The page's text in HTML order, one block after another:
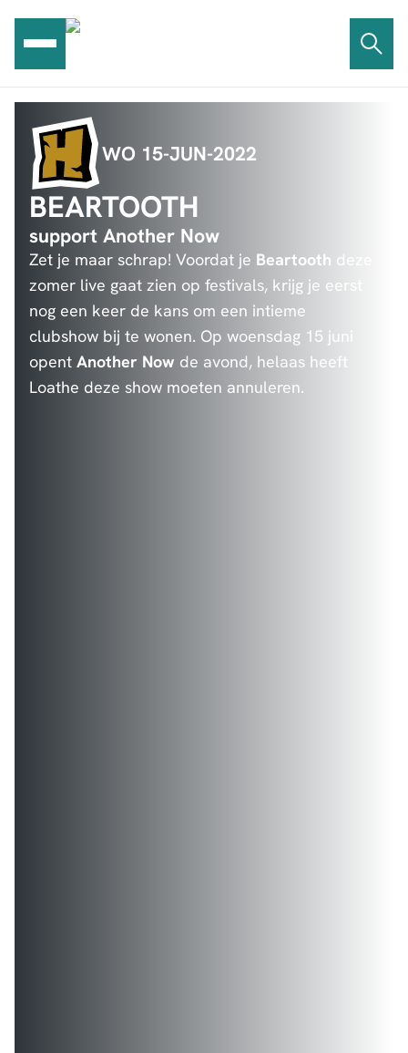
inhoud
WO 15-JUN-2022
BEARTOOTH
support Another Now
Zet je maar schrap! Voordat je Beartooth deze
zomer live gaat zien op festivals, krijg je eerst
nog een keer de kans om een intieme
clubshow bij te wonen. Op woensdag 15 juni
opent Another Now de avond, helaas heeft
Loathe deze show moeten annuleren.